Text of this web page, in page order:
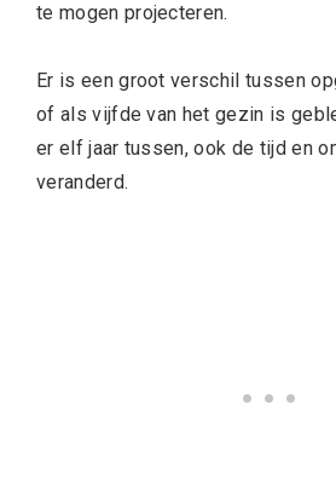
te mogen projecteren.
Er is een groot verschil tussen
of als vijfde van het gezin is
er elf jaar tussen, ook de tijd en
veranderd.